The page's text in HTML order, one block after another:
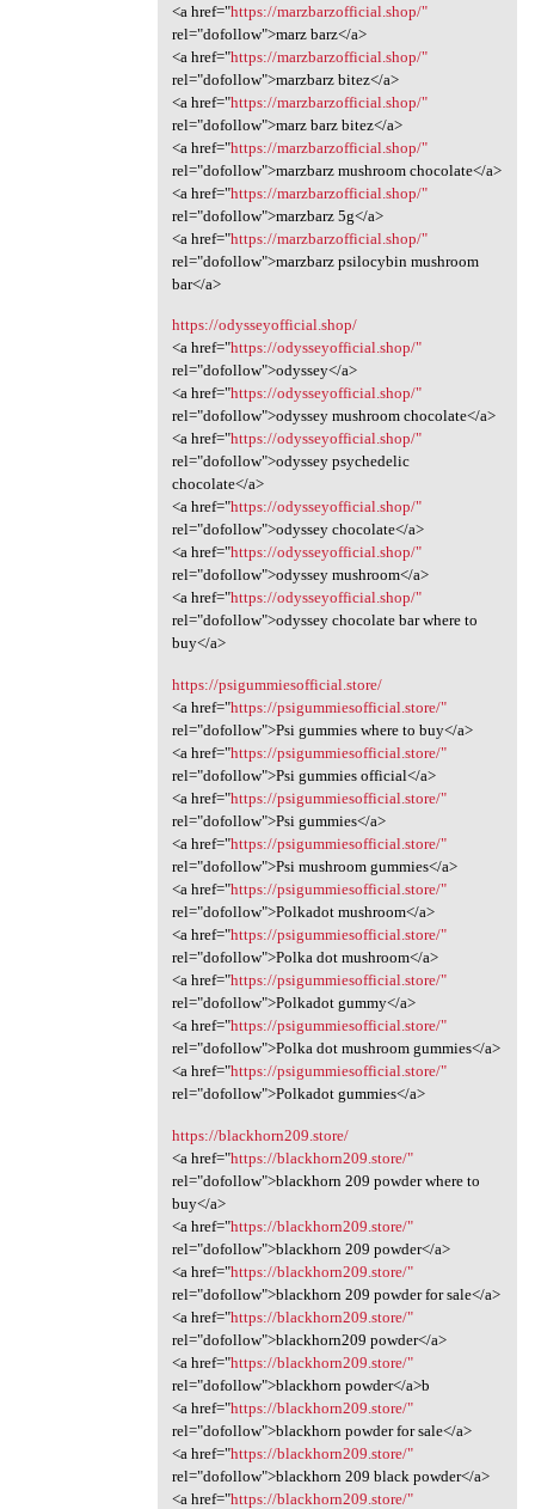
<a href="https://marzbarzofficial.shop/"
rel="dofollow">marz barz</a>
<a href="https://marzbarzofficial.shop/"
rel="dofollow">marzbarz bitez</a>
<a href="https://marzbarzofficial.shop/"
rel="dofollow">marz barz bitez</a>
<a href="https://marzbarzofficial.shop/"
rel="dofollow">marzbarz mushroom chocolate</a>
<a href="https://marzbarzofficial.shop/"
rel="dofollow">marzbarz 5g</a>
<a href="https://marzbarzofficial.shop/"
rel="dofollow">marzbarz psilocybin mushroom
bar</a>
https://odysseyofficial.shop/
<a href="https://odysseyofficial.shop/"
rel="dofollow">odyssey</a>
<a href="https://odysseyofficial.shop/"
rel="dofollow">odyssey mushroom chocolate</a>
<a href="https://odysseyofficial.shop/"
rel="dofollow">odyssey psychedelic
chocolate</a>
<a href="https://odysseyofficial.shop/"
rel="dofollow">odyssey chocolate</a>
<a href="https://odysseyofficial.shop/"
rel="dofollow">odyssey mushroom</a>
<a href="https://odysseyofficial.shop/"
rel="dofollow">odyssey chocolate bar where to
buy</a>
https://psigummiesofficial.store/
<a href="https://psigummiesofficial.store/"
rel="dofollow">Psi gummies where to buy</a>
<a href="https://psigummiesofficial.store/"
rel="dofollow">Psi gummies official</a>
<a href="https://psigummiesofficial.store/"
rel="dofollow">Psi gummies</a>
<a href="https://psigummiesofficial.store/"
rel="dofollow">Psi mushroom gummies</a>
<a href="https://psigummiesofficial.store/"
rel="dofollow">Polkadot mushroom</a>
<a href="https://psigummiesofficial.store/"
rel="dofollow">Polka dot mushroom</a>
<a href="https://psigummiesofficial.store/"
rel="dofollow">Polkadot gummy</a>
<a href="https://psigummiesofficial.store/"
rel="dofollow">Polka dot mushroom gummies</a>
<a href="https://psigummiesofficial.store/"
rel="dofollow">Polkadot gummies</a>
https://blackhorn209.store/
<a href="https://blackhorn209.store/"
rel="dofollow">blackhorn 209 powder where to
buy</a>
<a href="https://blackhorn209.store/"
rel="dofollow">blackhorn 209 powder</a>
<a href="https://blackhorn209.store/"
rel="dofollow">blackhorn 209 powder for sale</a>
<a href="https://blackhorn209.store/"
rel="dofollow">blackhorn209 powder</a>
<a href="https://blackhorn209.store/"
rel="dofollow">blackhorn powder</a>b
<a href="https://blackhorn209.store/"
rel="dofollow">blackhorn powder for sale</a>
<a href="https://blackhorn209.store/"
rel="dofollow">blackhorn 209 black powder</a>
<a href="https://blackhorn209.store/"